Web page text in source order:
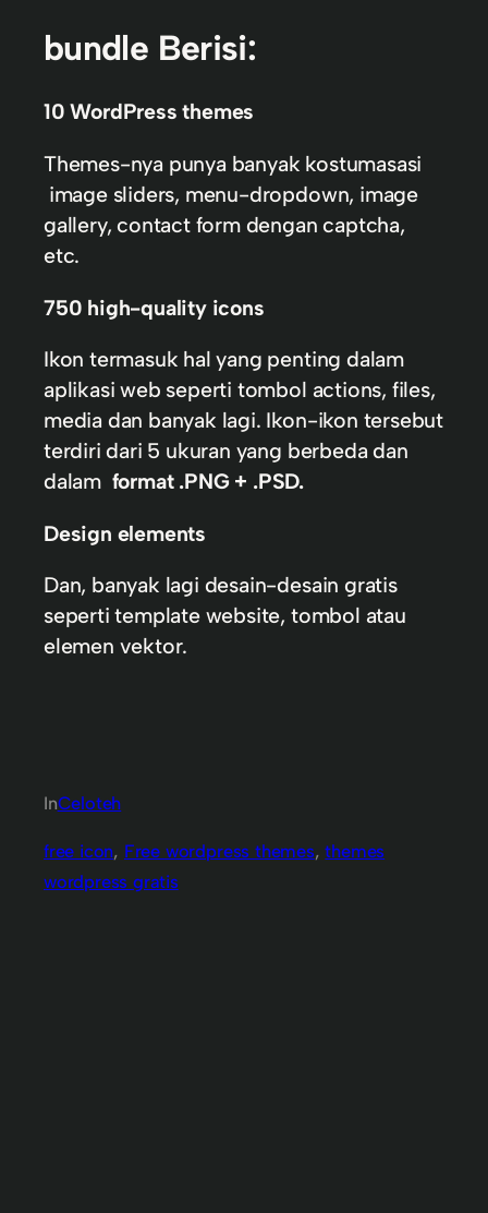
bundle Berisi:
10 WordPress themes
Themes-nya punya banyak kostumasasi
image sliders, menu-dropdown, image
gallery, contact form dengan captcha,
etc.
750 high-quality icons
Ikon termasuk hal yang penting dalam
aplikasi web seperti tombol actions, files,
media dan banyak lagi. Ikon-ikon tersebut
terdiri dari 5 ukuran yang berbeda dan
dalam format .PNG + .PSD.
Design elements
Dan, banyak lagi desain-desain gratis
seperti template website, tombol atau
elemen vektor.
InCeloteh
free icon, Free wordpress themes, themes
wordpress gratis